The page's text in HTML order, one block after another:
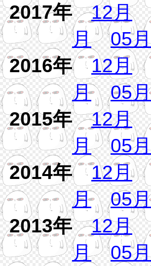
2017年12月
月
05月
2016年12月
月
05月
2015年12月
月
05月
2014年12月
月
05月
2013年12月
月
05月